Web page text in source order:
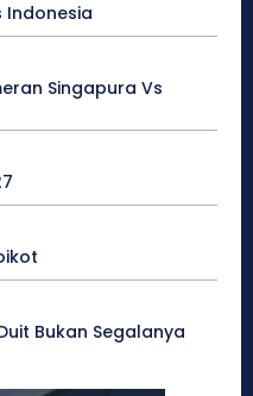
Indonesia
Singapura Vs
Bukan Segalanya